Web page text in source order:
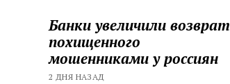
Банки увеличили возврат
похищенного
мошенниками у россиян
2 ДНЯ НАЗАД